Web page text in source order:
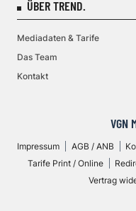
ÜBER TREND.
Mediadaten & Tarife
Das Team
Kontakt
VGN
Impressum AGB / ANB
Tarife Print / Online
Vertrag